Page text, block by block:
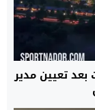
بعد تعيين مدير